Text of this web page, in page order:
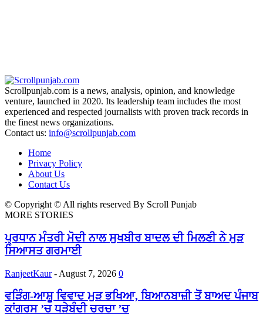
Scrollpunjab.com is a news, analysis, opinion, and knowledge
venture, launched in 2020. Its leadership team includes the most
experienced and respected journalists with proven track records in
the finest news organizations.
Contact us: info@scrollpunjab.com
Home
Privacy Policy
About Us
Contact Us
© Copyright © All rights reserved By Scroll Punjab
MORE STORIES
ਪ੍ਰਧਾਨ ਮੰਤਰੀ ਮੋਦੀ ਨਾਲ ਸੁਖਬੀਰ ਬਾਦਲ ਦੀ ਮਿਲਣੀ ਨੇ ਮੁੜ
ਸਿਆਸਤ ਗਰਮਾਈ
RanjeetKaur - August 7, 2026 0
ਵੜਿੰਗ-ਆਸ਼ੂ ਵਿਵਾਦ ਮੁੜ ਭਖਿਆ, ਬਿਆਨਬਾਜ਼ੀ ਤੋਂ ਬਾਅਦ ਪੰਜਾਬ
ਕਾਂਗਰਸ ’ਚ ਧੜੇਬੰਦੀ ਚਰਚਾ ’ਚ